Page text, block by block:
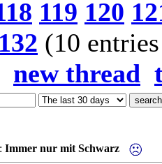
119 120
132 (10
new thread
Immer nur mit Schwarz